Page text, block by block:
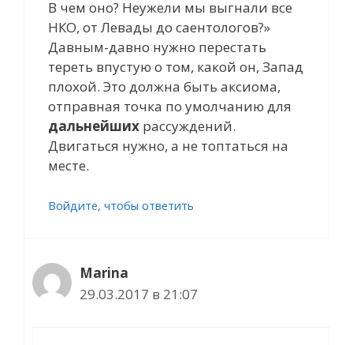
В чем оно? Неужели мы выгнали все
НКО, от Левады до саентологов?»
Давным-давно нужно перестать
тереть впустую о том, какой он, Запад
плохой. Это должна быть аксиома,
отправная точка по умолчанию для
дальнейших рассуждений.
Двигаться нужно, а не топтаться на
месте.
Войдите, чтобы ответить
Marina
29.03.2017 в 21:07